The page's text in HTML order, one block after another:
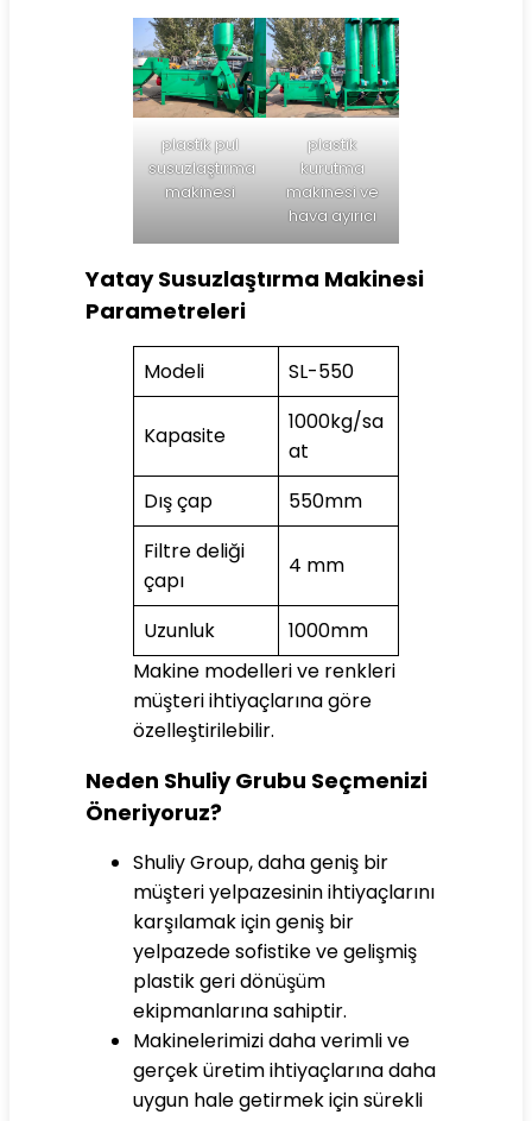
plastik pul
susuzlaştırma
makinesi
plastik
kurutma
makinesi ve
hava ayırıcı
Yatay Susuzlaştırma Makinesi
Parametreleri
Modeli SL-550
Kapasite
1000kg/sa
at
Dış çap
550mm
Filtre deliği
çapı
4 mm
Uzunluk
1000mm
Makine modelleri ve renkleri
müşteri ihtiyaçlarına göre
özelleştirilebilir.
Neden Shuliy Grubu Seçmenizi
Öneriyoruz?
Shuliy Group, daha geniş bir
müşteri yelpazesinin ihtiyaçlarını
karşılamak için geniş bir
yelpazede sofistike ve gelişmiş
plastik geri dönüşüm
ekipmanlarına sahiptir.
Makinelerimizi daha verimli ve
gerçek üretim ihtiyaçlarına daha
uygun hale getirmek için sürekli